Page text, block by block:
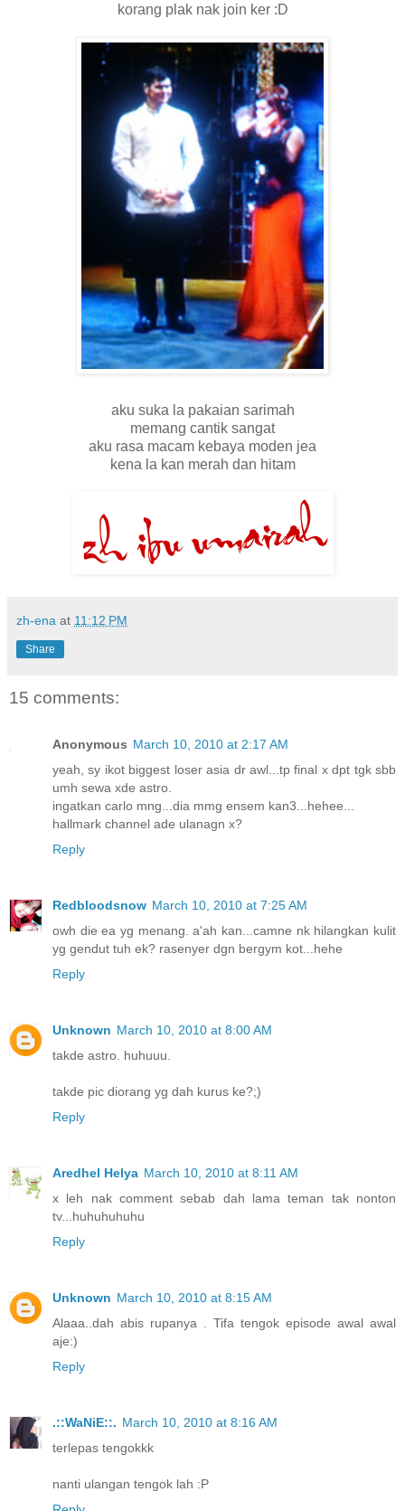
korang plak nak join ker :D
aku suka la pakaian sarimah
memang cantik sangat
aku rasa macam kebaya moden jea
kena la kan merah dan hitam
zh-ena at 11:12 PM
Share
15 comments:
Anonymous March 10, 2010 at 2:17 AM
yeah, sy ikot biggest loser asia dr awl...tp final x dpt tgk sbb
umh sewa xde astro.
ingatkan carlo mng...dia mmg ensem kan3...hehee...
hallmark channel ade ulanagn x?
Reply
Redbloodsnow March 10, 2010 at 7:25 AM
owh die ea yg menang. a'ah kan...camne nk hilangkan kulit
yg gendut tuh ek? rasenyer dgn bergym kot...hehe
Reply
Unknown March 10, 2010 at 8:00 AM
takde astro. huhuuu.
takde pic diorang yg dah kurus ke?;)
Reply
Aredhel Helya March 10, 2010 at 8:11 AM
x leh nak comment sebab dah lama teman tak nonton
tv...huhuhuhuhu
Reply
Unknown March 10, 2010 at 8:15 AM
Alaaa..dah abis rupanya . Tifa tengok episode awal awal
aje:)
Reply
.::WaNiE::. March 10, 2010 at 8:16 AM
terlepas tengokkk
nanti ulangan tengok lah :P